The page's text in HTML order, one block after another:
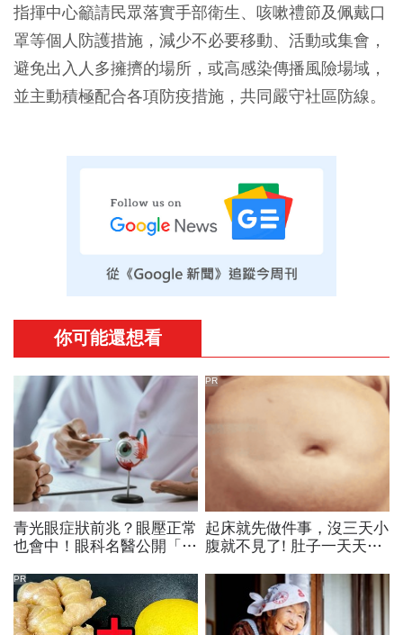
指揮中心籲請民眾落實手部衛生、咳嗽禮節及佩戴口
罩等個人防護措施，減少不必要移動、活動或集會，
避免出入人多擁擠的場所，或高感染傳播風險場域，
並主動積極配合各項防疫措施，共同嚴守社區防線。